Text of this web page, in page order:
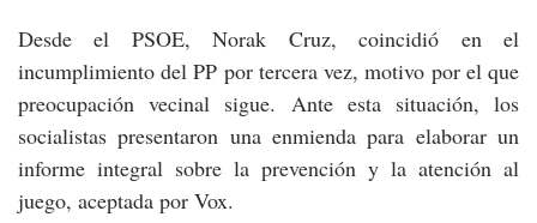
Desde el PSOE, Norak Cruz, coincidió en el
incumplimiento del PP por tercera vez, motivo por el que
preocupación vecinal sigue. Ante esta situación, los
socialistas presentaron una enmienda para elaborar un
informe integral sobre la prevención y la atención al
juego, aceptada por Vox.